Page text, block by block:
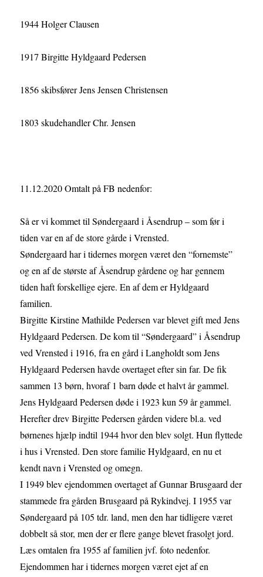
1944 Holger Clausen
1917 Birgitte Hyldgaard Pedersen
1856 skibsfører Jens Jensen Christensen
1803 skudehandler Chr. Jensen
11.12.2020 Omtalt på FB nedenfor:
Så er vi kommet til Søndergaard i Åsendrup – som før i
tiden var en af de store gårde i Vrensted.
Søndergaard har i tidernes morgen været den “fornemste”
og en af de største af Åsendrup gårdene og har gennem
tiden haft forskellige ejere. En af dem er Hyldgaard
familien.
Birgitte Kirstine Mathilde Pedersen var blevet gift med Jens
Hyldgaard Pedersen. De kom til “Søndergaard” i Åsendrup
ved Vrensted i 1916, fra en gård i Langholdt som Jens
Hyldgaard Pedersen havde overtaget eftersin far. De fik
sammen 13 børn, hvoraf 1 barn døde et halvt år gammel.
Jens Hyldgaard Pedersen døde i 1923 kun 59 år gammel.
Herefter drev Birgitte Pedersen gården videre bl.a. ved
børnenes hjælp indtil 1944 hvor den blev solgt. Hun flyttede
i hus i Vrensted. Den store familie Hyldgaard, en nu et
kendt navn i Vrensted og omegn.
I 1949 blev ejendommen overtaget af Gunnar Brusgaard der
stammede fra gården Brusgaard på Rykindvej. I 1955 var
Søndergaard på 105 tdr. land, men den har tidligere været
dobbelt så stor, men der er flere gange blevet frasolgt jord.
Læs omtalen fra 1955 af familien jvf. foto nedenfor.
Ejendommen har i tidernes morgen været ejet af en